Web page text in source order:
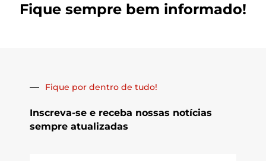
Fique sempre bem informado!
Fique por dentro de tudo!
Inscreva-se e receba nossas notícias
sempre atualizadas